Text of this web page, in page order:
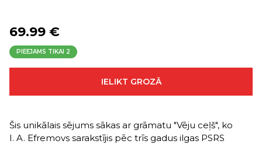
69.99 €
PIEEJAMS TIKAI 2
IELIKT GROZĀ
Šis unikālais sējums sākas ar grāmatu "Vēju ceļš", ko
I. A. Efremovs sarakstījis pēc trīs gadus ilgas PSRS